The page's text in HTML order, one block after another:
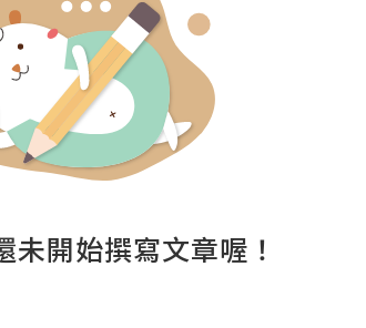
未開始撰寫文章喔！